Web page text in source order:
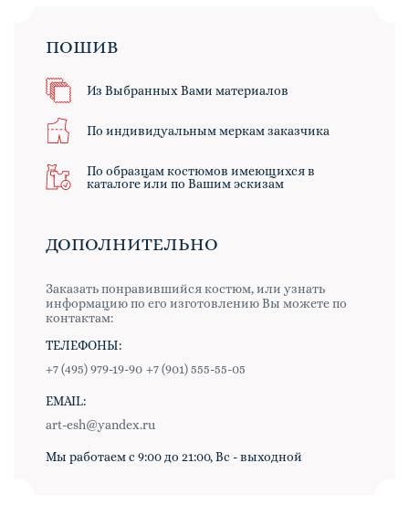
ПОШИВ
Из Выбранных Вами материалов
По индивидуальным меркам заказчика
По образцам костюмов имеющихся в
каталоге или по Вашим эскизам
ДОПОЛНИТЕЛЬНО
Заказать понравившийся костюм, или узнать
информацию по его изготовлению Вы можете по
контактам:
ТЕЛЕФОНЫ:
+7 (495) 979-19-90 +7 (901) 555-55-05
EMAIL:
art-esh@yandex.ru
Мы работаем с 9:00 до 21:00, Вс - выходной